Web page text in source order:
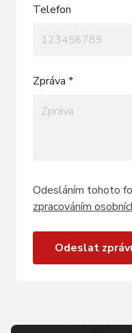
Telefon
Zpráva *
Odesláním tohoto
zpracováním
Odeslat